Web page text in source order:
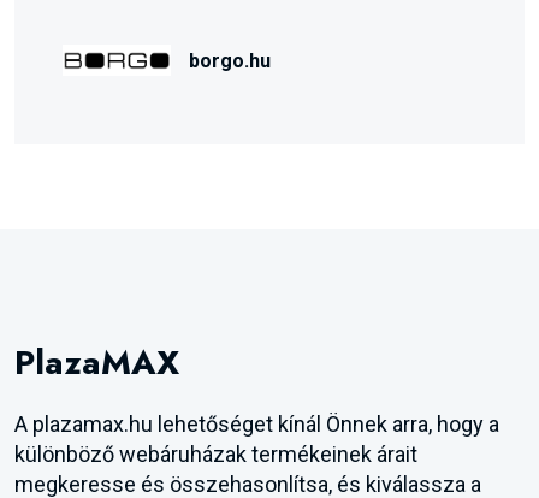
borgo.hu
PlazaMAX
A plazamax.hu lehetőséget kínál Önnek arra, hogy a
különböző webáruházak termékeinek árait
megkeresse és összehasonlítsa, és kiválassza a